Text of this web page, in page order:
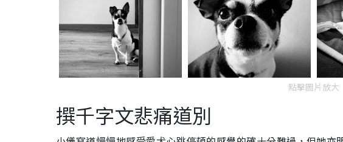
點擊圖片放大
撰千字文悲痛道別